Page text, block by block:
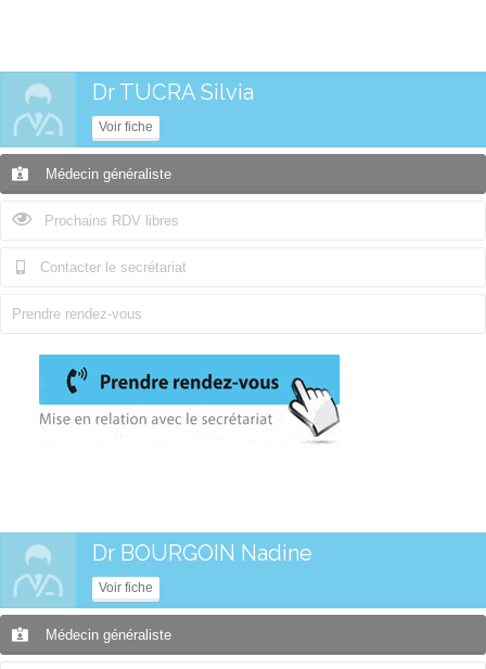
Dr TUCRA Silvia
Voir fiche
Médecin généraliste
Prochains RDV libres
Contacter le secrétariat
Prendre rendez-vous
Dr BOURGOIN Nadine
Voir fiche
Médecin généraliste